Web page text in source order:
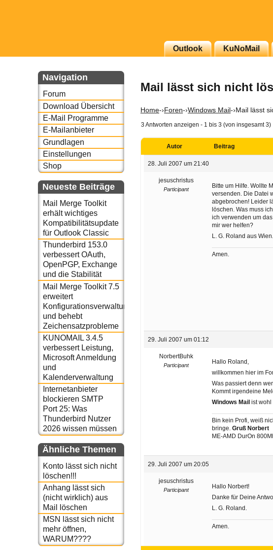
Outlook KuNoMail
Navigation
Forum
Download Übersicht
E-Mail Programme
E-Mailanbieter
Grundlagen
Einstellungen
Shop
Neueste Beiträge
Mail Merge Toolkit
erhält wichtiges
Kompatibilitätsupdate
für Outlook Classic
Thunderbird 153.0
verbessert OAuth,
OpenPGP, Exchange
und die Stabilität
Mail Merge Toolkit 7.5
erweitert
Konfigurationsverwaltung
und behebt
Zeichensatzprobleme
KUNOMAIL 3.4.5
verbessert Leistung,
Microsoft Anmeldung
und
Kalenderverwaltung
Internetanbieter
blockieren SMTP
Port 25: Was
Thunderbird Nutzer
2026 wissen müssen
Ähnliche Themen
Konto lässt sich nicht
löschen!!!
Anhang lässt sich
(nicht wirklich) aus
Mail löschen
MSN lässt sich nicht
mehr öffnen,
WARUM????
Mail lässt sich nicht
Home-›Foren-›Windows Mail-›Mail lässt
3 Antworten anzeigen - 1 bis 3 (von insgesamt 3)
Autor Beitrag
28. Juli 2007 um 21:40
jesuschristus
Participant
Bitte um Hilfe. Wollte
versenden. Die Datei
abgebrochen! Leider
löschen. Was muss
ich verwenden um
mir wer helfen?
L. G. Roland aus Wien.
Amen.
29. Juli 2007 um 01:12
NorbertBuhk
Participant
Hallo Roland,
willkommen hier im
Was passiert denn
Kommt irgendeine
Windows Mail ist wohl
Bin kein Profi, weiß
bringe.Gruß Norbert
ME-AMD DurOn
29. Juli 2007 um 20:05
jesuschristus
Participant
Hallo Norbert!
Danke für Deine
L. G. Roland.
Amen.
oder auch